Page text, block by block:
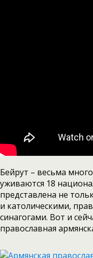
Бейрут – весьма
уживаются 18
представлена не
и католическими,
синагогами. Вот и
православная